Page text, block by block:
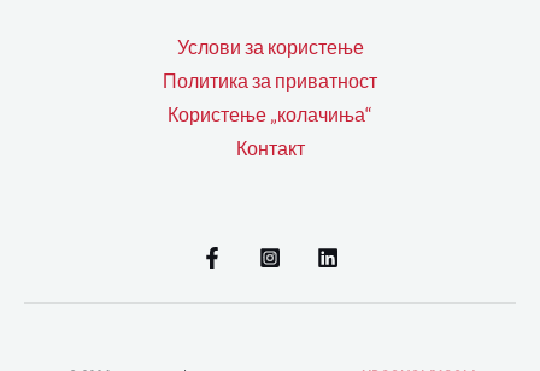
Услови за користење
Политика за приватност
Користење „колачиња“
Контакт